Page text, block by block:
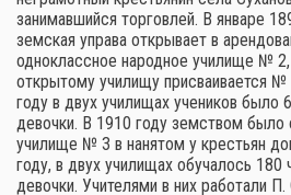
занимавшийся торговлей. В январе
земская управа открывает в
одноклассное народное училище № 2,
открытому училищу присваивается
году в двух училищах учеников было
девочки. В 1910 году земством было
училище № 3 в нанятом у крестьян
году, в двух училищах обучалось 180
девочки. Учителями в них работали